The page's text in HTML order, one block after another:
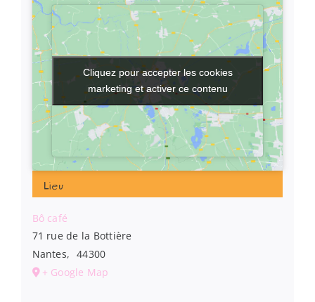
Lieu
Bô café
71 rue de la Bottière
Nantes, 44300
+ Google Map
Cliquez pour accepter les cookies
marketing et activer ce contenu
Cliquez pour accepter les cookies
marketing et activer ce contenu